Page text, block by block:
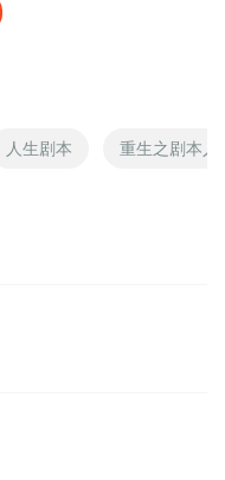
人生剧本 重生之剧本人